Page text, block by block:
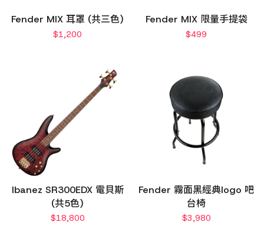
Fender MIX 耳罩 (共三色)
$1,200
Fender MIX 限量手提袋
$499
Ibanez SR300EDX 電貝斯
(共5色)
$18,800
Fender 霧面黑經典logo 吧
台椅
$3,980